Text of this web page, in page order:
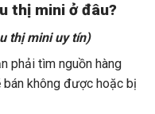
thị mini ở đâu?
thị mini uy tín)
phải tìm nguồn hàng
bán không được hoặc bị